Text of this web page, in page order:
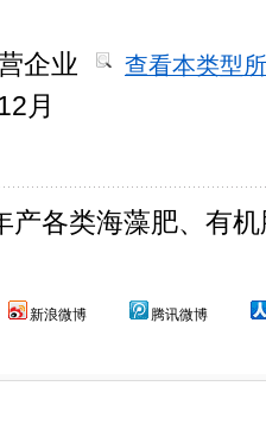
企业 查看本类型
月
产各类海藻肥、有
新浪微博 腾讯微博